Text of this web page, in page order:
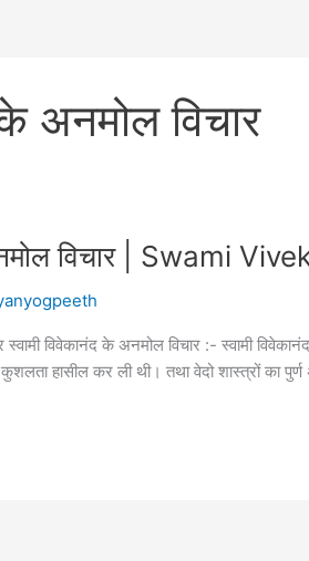
अनमोल विचार
विचार | Swami
स्वामी विवेकानंद के अनमोल विचार :- स्वामी
हासील कर ली थी। तथा वेदो शास्त्रों का